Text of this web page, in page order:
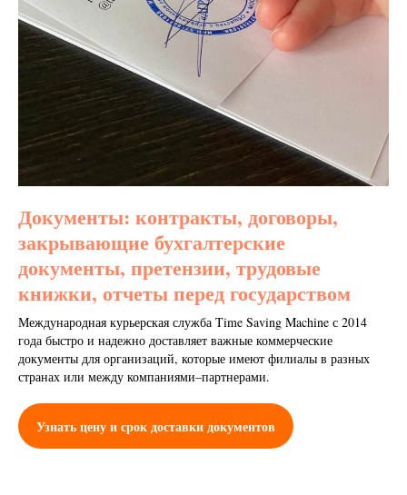
Документы: контракты, договоры,
закрывающие бухгалтерские
документы, претензии, трудовые
книжки, отчеты перед государством
Международная курьерская служба Time Saving Machine с 2014
года быстро и надежно доставляет важные коммерческие
документы для организаций, которые имеют филиалы в разных
странах или между компаниями–партнерами.
Узнать цену и срок доставки документов